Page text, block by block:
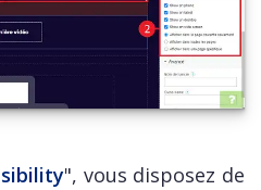
", vous disposez de